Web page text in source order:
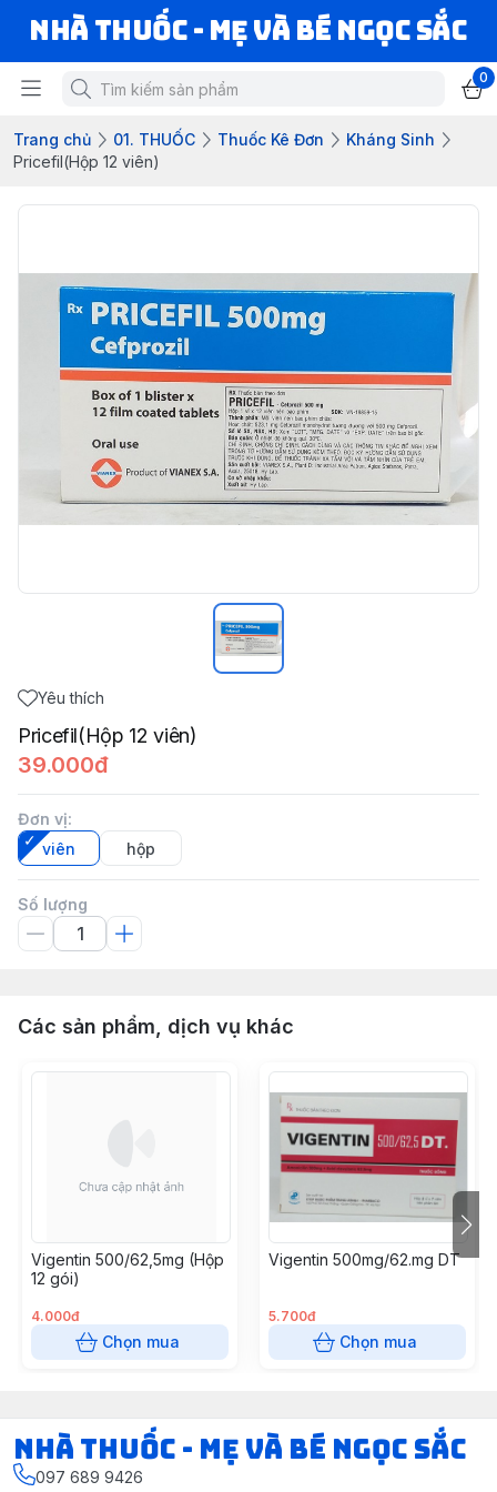
Nhà Thuốc - Mẹ và Bé Ngọc Sắc
0
Trang chủ 01. THUỐC Thuốc Kê Đơn
Kháng Sinh
Pricefil(Hộp 12 viên)
Yêu thích
Pricefil(Hộp 12 viên)
39.000đ
Đơn vị:
viên
hộp
Số lượng
Các sản phẩm, dịch vụ khác
Vigentin 500/62,5mg (Hộp
12 gói)
4.000đ
Chọn mua
Vigentin 500mg/62.mg DT
5.700đ
Chọn mua
Nhà Thuốc - Mẹ và Bé Ngọc Sắc
097 689 9426